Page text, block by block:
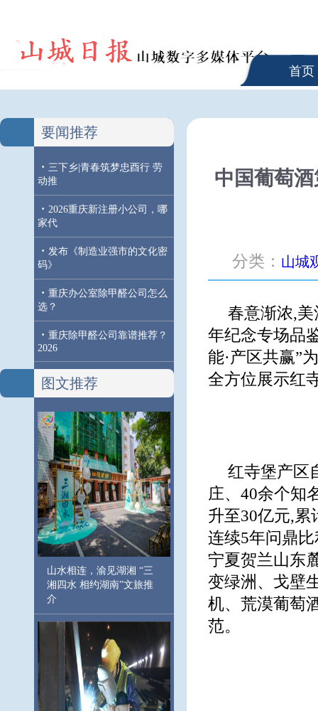
首页
要闻推荐
· 三下乡|青春筑梦忠酉行 劳
动推
· 2026重庆新注册小公司，哪
家代
· 发布《制造业强市的文化密
码》
· 重庆办公室除甲醛公司怎么
选？
· 重庆除甲醛公司靠谱推荐？
2026
图文推荐
山水相连，渝见湖湘 “三
湘四水 相约湖南”文旅推
介
中国葡萄
分类： 山城
春意渐浓,美
年纪念专场品
能·产区共赢”
全方位展示红
红寺堡产区
庄、40余个知
升至30亿元,累
连续5年问鼎
宁夏贺兰山东
变绿洲、戈壁
机、荒漠葡萄
范。